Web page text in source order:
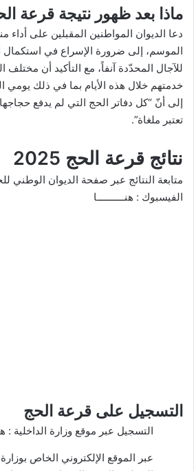
ماذا بعد ظهور نتيجة قرعة
دعا الديوان المواطنين المقبلين على أداء
الموسم، إلى ضرورة الإسراع في استكمال
للآجال المحدّدة آنفاً، مع التأكيد أن
خدمتهم خلال هذه الأيام بما في ذلك يومي
إلى أنّ “كل دفاتر الحج التي لم يدفع
تعتبر ملغاة”.
نتائج قرعة الحج 2025
متابعة النتائج عبر صفحة الديوان الوطني
الفيسبوك : هنــــــــــا
التسجيل على قرعة الحج
التسجيل عبر موقع وزارة الداخلية :
عبر الموقع الإلكتروني الخاص